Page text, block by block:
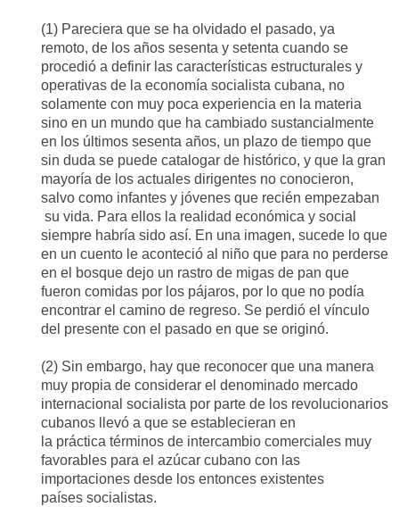
(1) Pareciera que se ha olvidado el pasado, ya
remoto, de los años sesenta y setenta cuando se
procedió a definir las características estructurales y
operativas de la economía socialista cubana, no
solamente con muy poca experiencia en la materia
sino en un mundo que ha cambiado sustancialmente
en los últimos sesenta años, un plazo de tiempo que
sin duda se puede catalogar de histórico, y que la gran
mayoría de los actuales dirigentes no conocieron,
salvo como infantes y jóvenes que recién empezaban
su vida. Para ellos la realidad económica y social
siempre habría sido así. En una imagen, sucede lo que
en un cuento le aconteció al niño que para no perderse
en el bosque dejo un rastro de migas de pan que
fueron comidas por los pájaros, por lo que no podía
encontrar el camino de regreso. Se perdió el vínculo
del presente con el pasado en que se originó.
(2) Sin embargo, hay que reconocer que una manera
muy propia de considerar el denominado mercado
internacional socialista por parte de los revolucionarios
cubanos llevó a que se establecieran en
la práctica términos de intercambio comercial es muy
favorables para el azúcar cubano con las
importaciones desde los entonces existentes
países socialistas.